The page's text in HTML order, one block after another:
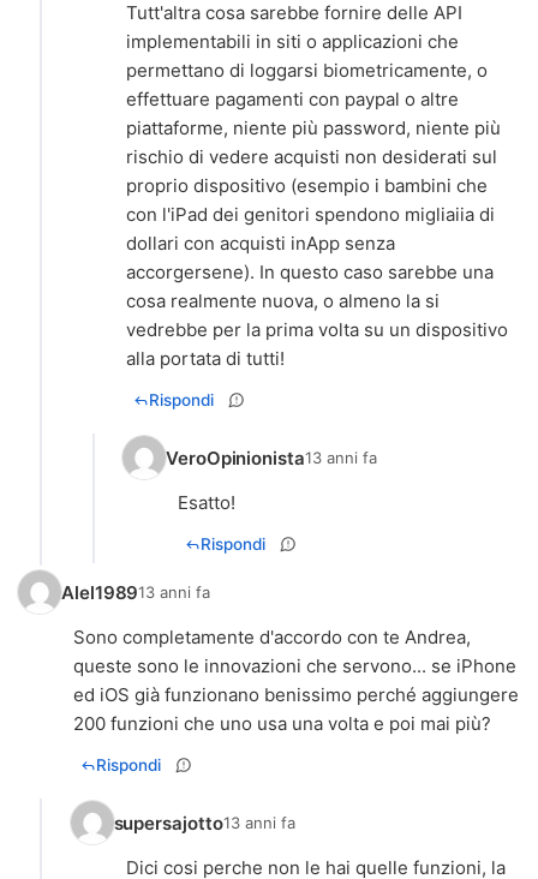
Tutt'altra cosa sarebbe fornire delle API
implementabili in siti o applicazioni che
permettano di loggarsi biometricamente, o
effettuare pagamenti con paypal o altre
piattaforme, niente più password, niente più
rischio di vedere acquisti non desiderati sul
proprio dispositivo (esempio i bambini che
con l'iPad dei genitori spendono migliaiia di
dollari con acquisti inApp senza
accorgersene). In questo caso sarebbe una
cosa realmente nuova, o almeno la si
vedrebbe per la prima volta su un dispositivo
alla portata di tutti!
Rispondi
VeroOpinionista13 anni fa
Esatto!
Rispondi
Alel198913 anni fa
Sono completamente d'accordo con te Andrea,
queste sono le innovazioni che servono... se iPhone
ed iOS già funzionano benissimo perché aggiungere
200 funzioni che uno usa una volta e poi mai più?
Rispondi
supersajotto13 anni fa
Dici cosi perche non le hai quelle funzioni, la